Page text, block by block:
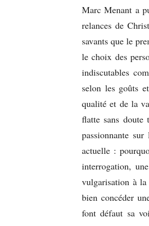
Marc Menant a
relances de
savants que le
le choix des
indiscutables
selon les goûts
qualité et de la
flatte sans doute
passionnante
actuelle :
interrogation,
vulgarisation à
bien concéder
font défaut sa